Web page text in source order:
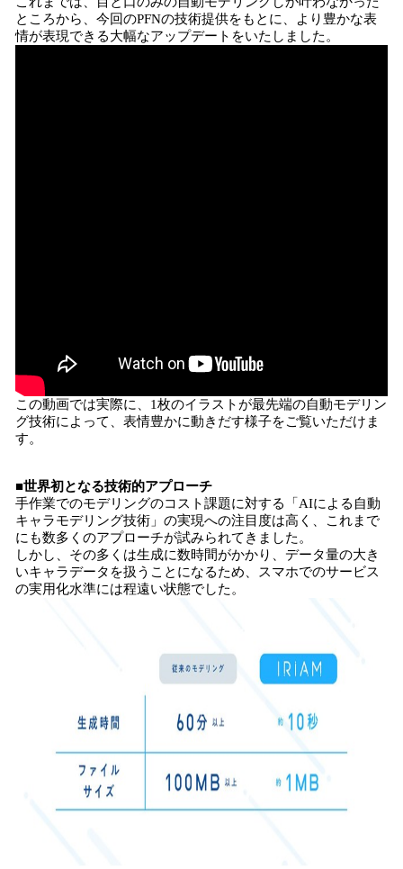
ところから、今回のPFNの技術提供をもとに、より豊かな表
情が表現できる大幅なアップデートをいたしました。
この動画では実際に、1枚のイラストが最先端の自動モデリン
グ技術によって、表情豊かに動きだす様子をご覧いただけま
す。
■世界初となる技術的アプローチ
手作業でのモデリングのコスト課題に対する「AIによる自動
キャラモデリング技術」の実現への注目度は高く、これまで
にも数多くのアプローチが試みられてきました。
しかし、その多くは生成に数時間がかかり、データ量の大き
いキャラデータを扱うことになるため、スマホでのサービス
の実用化水準には程遠い状態でした。